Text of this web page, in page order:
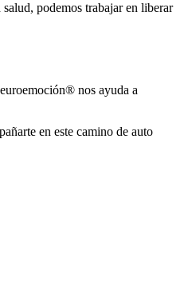
podemos trabajar en liberar
nos ayuda a
en este camino de auto